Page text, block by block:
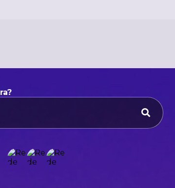
O que voce procura?